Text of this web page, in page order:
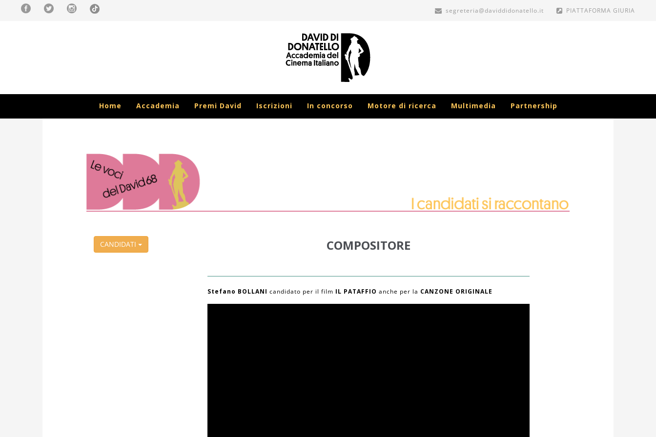
segreteria@daviddidonatello.it PIATTAFORMA GIURIA
Home Accademia Premi David Iscrizioni In concorso Motore di ricerca Multimedia Partnership
CANDIDATI COMPOSITORE
Stefano BOLLANI candidato per il film IL PATAFFIO anche per la CANZONE ORIGINALE